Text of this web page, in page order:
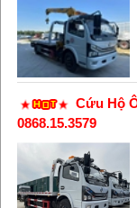
Cứu Hộ
0868.15.3579